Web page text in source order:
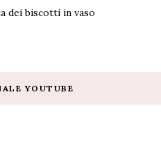
dei biscotti in vaso
YOUTUBE